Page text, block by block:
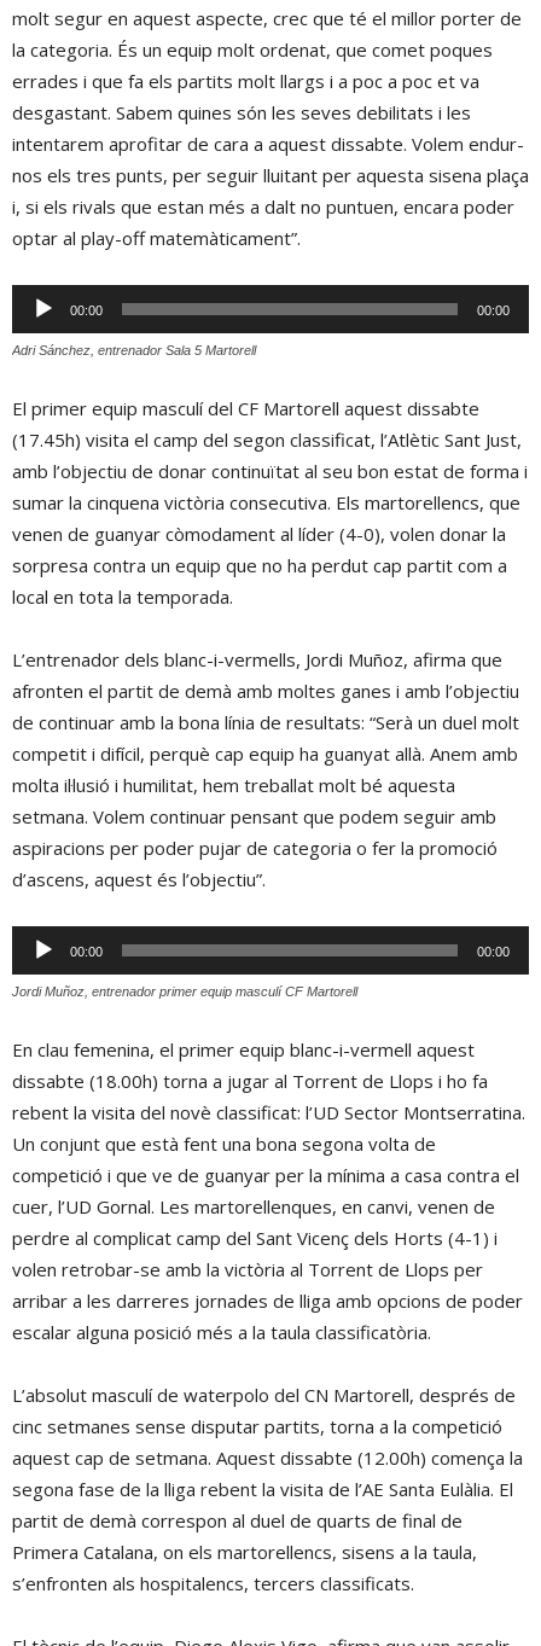
molt segur en aquest aspecte, crec que té el millor porter de
la categoria. És un equip molt ordenat, que comet poques
errades i que fa els partits molt llargs i a poc a poc et va
desgastant. Sabem quines són les seves debilitats i les
intentarem aprofitar de cara a aquest dissabte. Volem endur-
nos els tres punts, per seguir lluitant per aquesta sisena plaça
i, si els rivals que estan més a dalt no puntuen, encara poder
optar al play-off matemàticament”.
Reproductor
d'àudio
00:00 00:00
Adri Sánchez, entrenador Sala 5 Martorell
El primer equip masculí del CF Martorell aquest dissabte
(17.45h) visita el camp del segon classificat, l’Atlètic Sant Just,
amb l’objectiu de donar continuïtat al seu bon estat de forma i
sumar la cinquena victòria consecutiva. Els martorellencs, que
venen de guanyar còmodament al líder (4-0), volen donar la
sorpresa contra un equip que no ha perdut cap partit com a
local en tota la temporada.
L’entrenador dels blanc-i-vermells, Jordi Muñoz, afirma que
afronten el partit de demà amb moltes ganes i amb l’objectiu
de continuar amb la bona línia de resultats: “Serà un duel molt
competit i difícil, perquè cap equip ha guanyat allà. Anem amb
molta il·lusió i humilitat, hem treballat molt bé aquesta
setmana. Volem continuar pensant que podem seguir amb
aspiracions per poder pujar de categoria o fer la promoció
d’ascens, aquest és l’objectiu”.
Reproductor
d'àudio
00:00 00:00
Jordi Muñoz, entrenador primer equip masculí CF Martorell
En clau femenina, el primer equip blanc-i-vermell aquest
dissabte (18.00h) torna a jugar al Torrent de Llops i ho fa
rebent la visita del novè classificat: l’UD Sector Montserratina.
Un conjunt que està fent una bona segona volta de
competició i que ve de guanyar per la mínima a casa contra el
cuer, l’UD Gornal. Les martorellenques, en canvi, venen de
perdre al complicat camp del Sant Vicenç dels Horts (4-1) i
volen retrobar-se amb la victòria al Torrent de Llops per
arribar a les darreres jornades de lliga amb opcions de poder
escalar alguna posició més a la taula classificatòria.
L’absolut masculí de waterpolo del CN Martorell, després de
cinc setmanes sense disputar partits, torna a la competició
aquest cap de setmana. Aquest dissabte (12.00h) comença la
segona fase de la lliga rebent la visita de l’AE Santa Eulàlia. El
partit de demà correspon al duel de quarts de final de
Primera Catalana, on els martorellencs, sisens a la taula,
s’enfronten als hospitalencs, tercers classificats.